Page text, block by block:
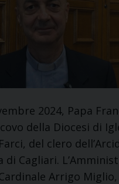
2024, Papa
della Diocesi di
del clero
Cagliari.
Arrigo